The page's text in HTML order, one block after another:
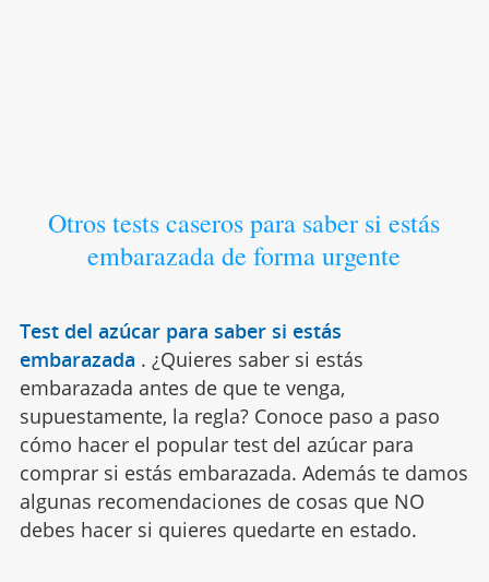
Otros tests caseros para saber si estás
embarazada de forma urgente
Test del azúcar para saber si estás
embarazada . ¿Quieres saber si estás
embarazada antes de que te venga,
supuestamente, la regla? Conoce paso a paso
cómo hacer el popular test del azúcar para
comprar si estás embarazada. Además te damos
algunas recomendaciones de cosas que NO
debes hacer si quieres quedarte en estado.